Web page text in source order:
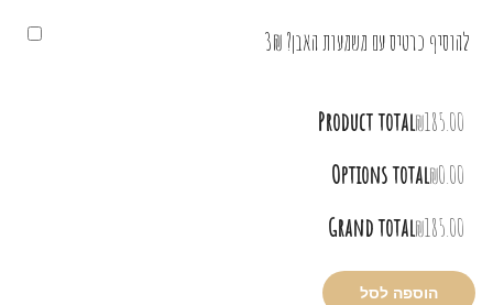
להוסיף כרטיס עם משמעות האבן? 3₪
Product total₪185.00
Options total₪0.00
Grand total₪185.00
הוספה לסל